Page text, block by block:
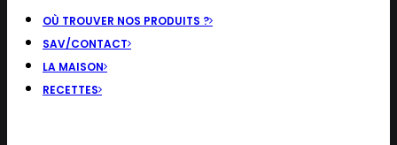
OÙ TROUVER NOS PRODUITS ?
SAV/CONTACT
LA MAISON
RECETTES